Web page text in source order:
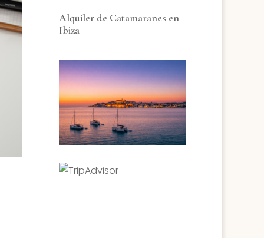
Alquiler de Catamaranes en
Ibiza